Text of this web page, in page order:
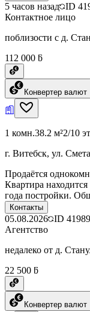
5 часов назад ID
Контактное лицо
поблизости с д.
112 000 ƃ
Конвертер валют
1 комн.38.2 м²2/10
г. Витебск, ул.
Продаётся
Квартира
года постройки.
Контакты
05.08.2026 ID
Агентство
недалеко от д.
22 500 ƃ
Конвертер валют